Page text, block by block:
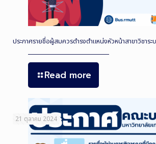
ประกาศรายชื่อผู้สมควรดำรงตำแหน่งหัวหน้าสาขาวิชาร
Read more
21 ตุลาคม 2024